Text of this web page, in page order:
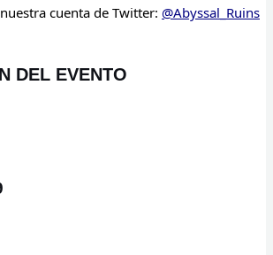
cuenta de Twitter: @Abyssal_Ruins
DEL EVENTO